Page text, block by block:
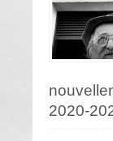
2020-